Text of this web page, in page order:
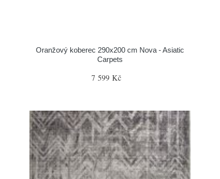
Oranžový koberec 290x200 cm Nova - Asiatic
Carpets
7 599 Kč